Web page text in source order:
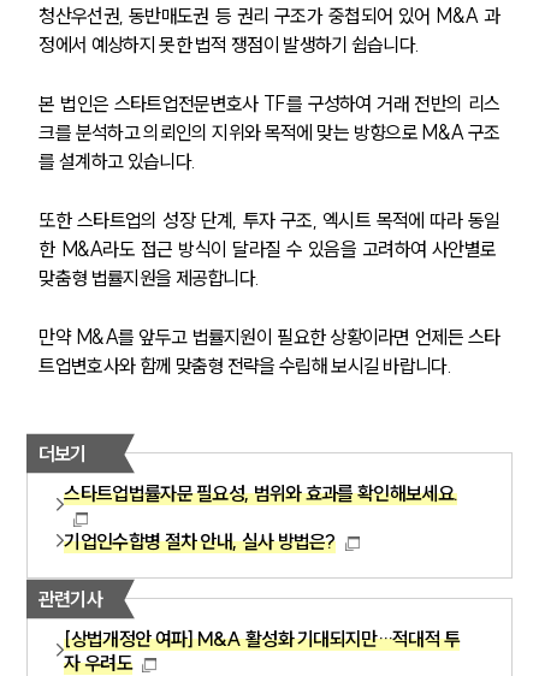
청산우선권, 동반매도권 등 권리 구조가 중첩되어 있어 M&A 과
정에서 예상하지 못한 법적 쟁점이 발생하기 쉽습니다.
본 법인은 스타트업전문변호사 TF를 구성하여 거래 전반의 리스
크를 분석하고 의뢰인의 지위와 목적에 맞는 방향으로 M&A 구조
를 설계하고 있습니다.
또한 스타트업의 성장 단계, 투자 구조, 엑시트 목적에 따라 동일
한 M&A라도 접근 방식이 달라질 수 있음을 고려하여 사안별로
맞춤형 법률지원을 제공합니다.
만약 M&A를 앞두고 법률지원이 필요한 상황이라면 언제든 스타
트업변호사와 함께 맞춤형 전략을 수립해 보시길 바랍니다.
더보기
스타트업법률자문 필요성, 범위와 효과를 확인해보세요.
기업인수합병 절차 안내, 실사 방법은?
관련기사
[상법개정안 여파] M&A 활성화 기대되지만…적대적 투
자 우려도